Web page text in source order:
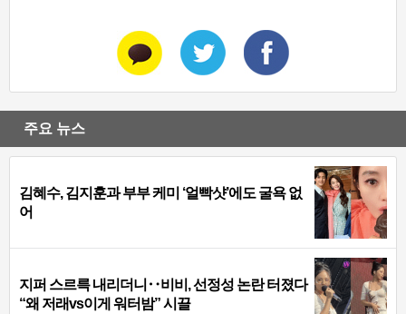
주요 뉴스
김혜수, 김지훈과 부부 케미 ‘얼빡샷’에도 굴욕 없
어
지퍼 스르륵 내리더니‥비비, 선정성 논란 터졌다
“왜 저래vs이게 워터밤” 시끌